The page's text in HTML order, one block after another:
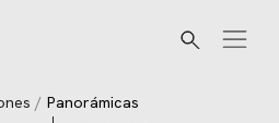
Buscar
Panorámicas